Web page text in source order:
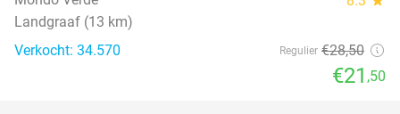
Landgraaf (13 km)
Verkocht: 34.570
Regulier €28,50
€21 ,50